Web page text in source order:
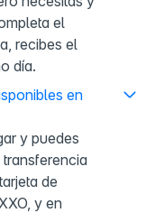
el
recibes el
día.
en
y puedes
de
y en